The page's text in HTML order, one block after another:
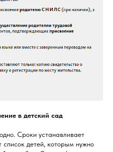
в детский сад
Сроки устанавливает
список детей, которым нужно